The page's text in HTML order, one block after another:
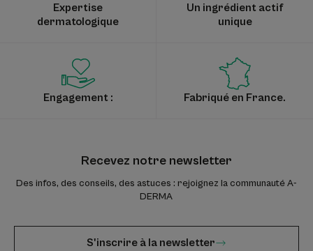
Expertise
dermatologique
Un ingrédient actif
unique
Engagement : Fabriqué en France.
Recevez notre newsletter
Des infos, des conseils, des astuces : rejoignez la communauté A-
DERMA
S'inscrire à la newsletter